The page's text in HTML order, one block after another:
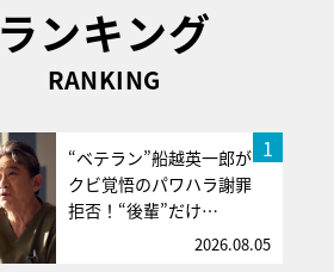
ランキング
RANKING
1
“ベテラン”船越英一郎が
クビ覚悟のパワハラ謝罪
拒否！“後輩”だけ…
2026.08.05